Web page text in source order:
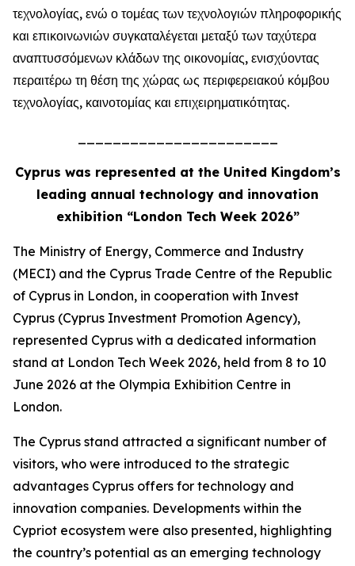
τεχνολογίας, ενώ ο τομέας των τεχνολογιών πληροφορικής
και επικοινωνιών συγκαταλέγεται μεταξύ των ταχύτερα
αναπτυσσόμενων κλάδων της οικονομίας, ενισχύοντας
περαιτέρω τη θέση της χώρας ως περιφερειακού κόμβου
τεχνολογίας, καινοτομίας και επιχειρηματικότητας.
Cyprus was represented at the United Kingdom’s
leading annual technology and innovation
exhibition “London Tech Week 2026”
The Ministry of Energy, Commerce and Industry
(MECI) and the Cyprus Trade Centre of the Republic
of Cyprus in London, in cooperation with Invest
Cyprus (Cyprus Investment Promotion Agency),
represented Cyprus with a dedicated information
stand at London Tech Week 2026, held from 8 to 10
June 2026 at the Olympia Exhibition Centre in
London.
The Cyprus stand attracted a significant number of
visitors, who were introduced to the strategic
advantages Cyprus offers for technology and
innovation companies. Developments within the
Cypriot ecosystem were also presented, highlighting
the country’s potential as an emerging technology